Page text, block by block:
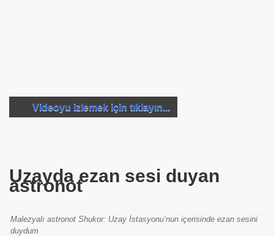
Videoyu izlemek için tıklayın...
Uzayda ezan sesi duyan
astronot
Malezyalı astronot Shukor: Uzay İstasyonu’nun içerisinde ezan sesini
duydum
-Engellenen Mühendis !!!